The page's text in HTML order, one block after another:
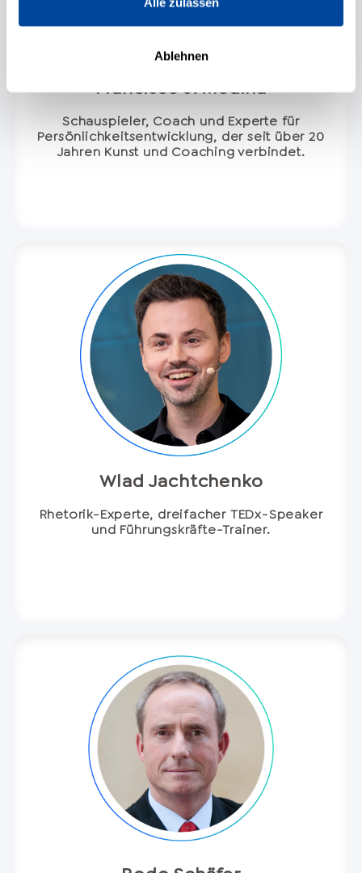
Ablehnen
Francisco J. Medina
Schauspieler, Coach und Experte für
Persönlichkeitsentwicklung, der seit über 20
Jahren Kunst und Coaching verbindet.
Wlad Jachtchenko
Rhetorik-Experte, dreifacher TEDx-Speaker
und Führungskräfte-Trainer.